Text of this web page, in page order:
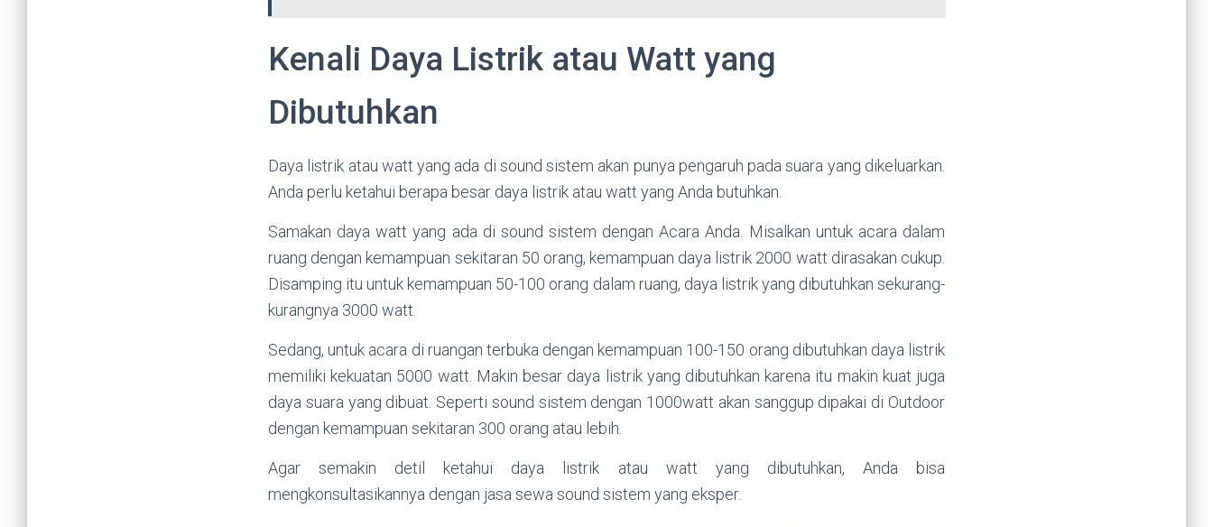
Kenali Daya Listrik atau Watt yang
Dibutuhkan
Daya listrik atau watt yang ada di sound sistem akan punya pengaruh pada suara yang dikeluarkan.
Anda perlu ketahui berapa besar daya listrik atau watt yang Anda butuhkan.
Samakan daya watt yang ada di sound sistem dengan Acara Anda. Misalkan untuk acara dalam
ruang dengan kemampuan sekitaran 50 orang, kemampuan daya listrik 2000 watt dirasakan cukup.
Disamping itu untuk kemampuan 50-100 orang dalam ruang, daya listrik yang dibutuhkan sekurang-
kurangnya 3000 watt.
Sedang, untuk acara di ruangan terbuka dengan kemampuan 100-150 orang dibutuhkan daya listrik
memiliki kekuatan 5000 watt. Makin besar daya listrik yang dibutuhkan karena itu makin kuat juga
daya suara yang dibuat. Seperti sound sistem dengan 1000watt akan sanggup dipakai di Outdoor
dengan kemampuan sekitaran 300 orang atau lebih.
Agar semakin detil ketahui daya listrik atau watt yang dibutuhkan, Anda bisa
mengkonsultasikannya dengan jasa sewa sound sistem yang eksper.